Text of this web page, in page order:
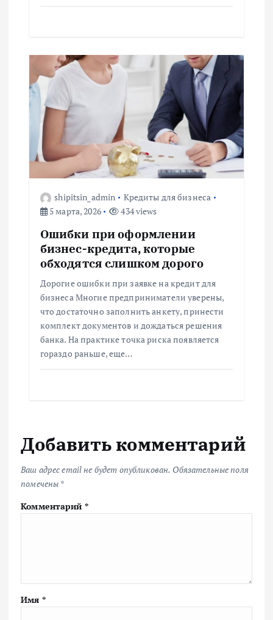
shipitsin_admin
Кредиты для бизнеса
5 марта, 2026
434 views
Ошибки при оформлении
бизнес-кредита, которые
обходятся слишком дорого
Дорогие ошибки при заявке на кредит для
бизнеса Многие предприниматели уверены,
что достаточно заполнить анкету, принести
комплект документов и дождаться решения
банка. На практике точка риска появляется
гораздо раньше, еще…
Добавить комментарий
Ваш адрес email не будет опубликован. Обязательные поля
помечены *
Комментарий *
Имя *